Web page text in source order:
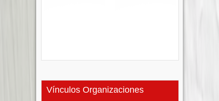
Vínculos Organizaciones